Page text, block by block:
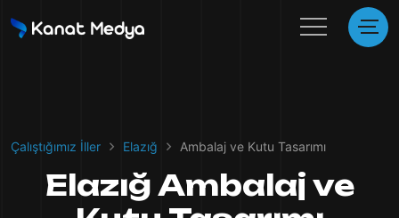
Çalıştığımız İller Elazığ Ambalaj ve Kutu Tasarımı
Elazığ Ambalaj ve